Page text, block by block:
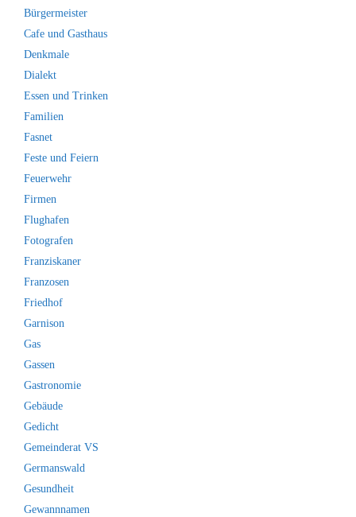
Bürgermeister
Cafe und Gasthaus
Denkmale
Dialekt
Essen und Trinken
Familien
Fasnet
Feste und Feiern
Feuerwehr
Firmen
Flughafen
Fotografen
Franziskaner
Franzosen
Friedhof
Garnison
Gas
Gassen
Gastronomie
Gebäude
Gedicht
Gemeinderat VS
Germanswald
Gesundheit
Gewannnamen